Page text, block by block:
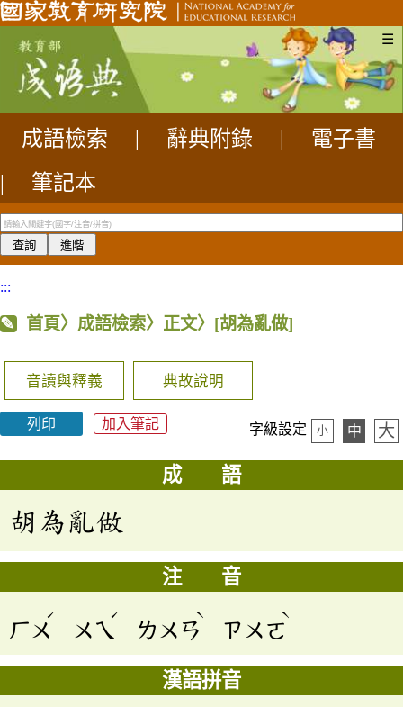
☰
成語檢索 辭典附錄
電子書
|
筆記本
:::
首頁〉成語檢索〉正文〉 [胡為亂做]
音讀與釋義 典故說明
列印 加入筆記 字級設定 小 中 大
成 語
胡為亂做
注 音
ㄏㄨ
ˊ
ㄨㄟ
ˊ
ㄌㄨㄢ
ˋ
ㄗㄨㄛ
ˋ
漢語拼音